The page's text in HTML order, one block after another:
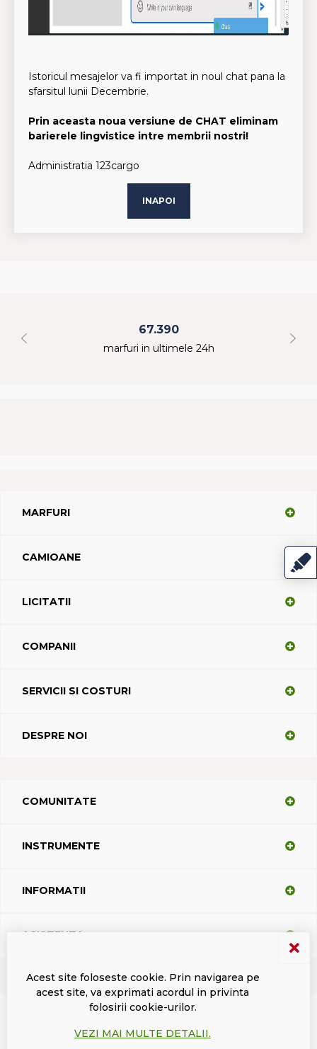
Istoricul mesajelor va fi importat in noul chat pana la
sfarsitul lunii Decembrie.
Prin aceasta noua versiune de CHAT eliminam
barierele lingvistice intre membrii nostri!
Administratia 123cargo
INAPOI
67.390
marfuri in ultimele 24h
MARFURI
CAMIOANE
LICITATII
COMPANII
SERVICII SI COSTURI
DESPRE NOI
COMUNITATE
INSTRUMENTE
INFORMATII
ASISTENTA
Politica de confidentialitate
© 2026 DacodaSoft SRL
Acest site foloseste cookie. Prin navigarea pe
acest site, va exprimati acordul in privinta
folosirii cookie-urilor.
VEZI MAI MULTE DETALII.